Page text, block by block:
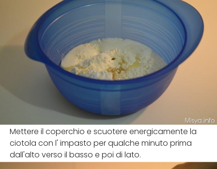
Mettere il coperchio e scuotere energicamente la
ciotola con l' impasto per qualche minuto prima
dall'alto verso il basso e poi di lato.